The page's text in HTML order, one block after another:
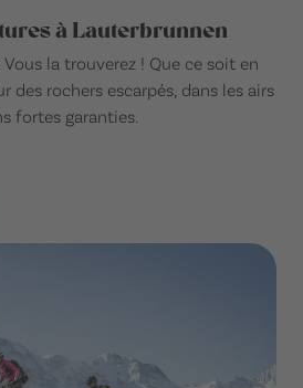
à Lauterbrunnen
la trouverez ! Que ce soit en
des rochers escarpés, dans les airs
fortes garanties.